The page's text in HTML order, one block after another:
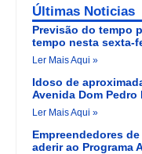
Últimas Noticias
Previsão do tempo
tempo nesta sexta-
Ler Mais Aqui »
Idoso de
Avenida Dom
Ler Mais Aqui »
Empreendedores
aderir ao Programa